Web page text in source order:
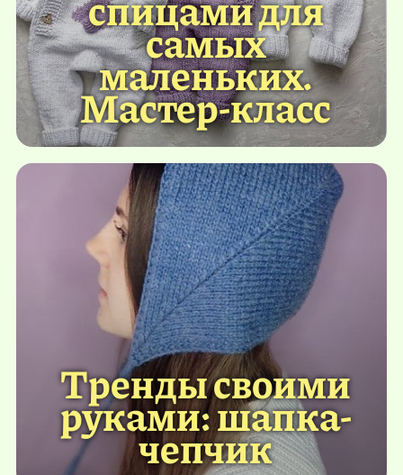
самых
маленьких.
Мастер-класс
Тренды своими
руками: шапка-
чепчик